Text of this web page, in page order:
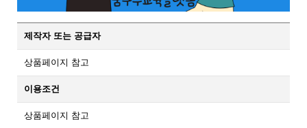
제작자 또는 공급자
상품페이지 참고
이용조건
상품페이지 참고